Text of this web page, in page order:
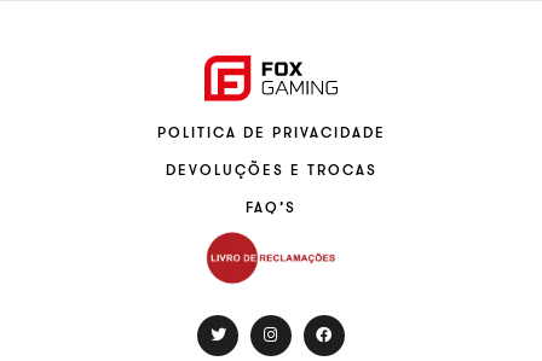
POLITICA DE PRIVACIDADE
DEVOLUÇÕES E TROCAS
FAQ’S